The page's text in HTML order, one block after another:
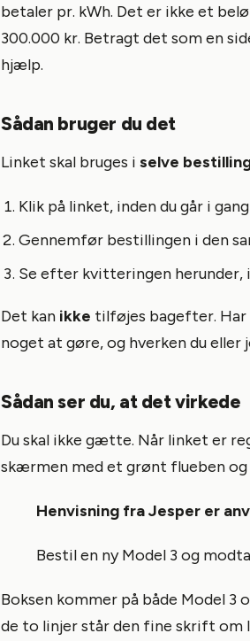
betaler pr. kWh. Det er ikke et
300.000 kr. Betragt det som en
hjælp.
Sådan bruger du det
Linket skal bruges i selve
Klik på linket, inden du går i
Gennemfør bestillingen i den
Se efter kvitteringen herunder,
Det kan ikke tilføjes bagefter. Har
noget at gøre, og hverken du eller
Sådan ser du, at det virkede
Du skal ikke gætte. Når linket er
skærmen med et grønt flueben
Henvisning fra Jesper er
Bestil en ny Model 3 og
Boksen kommer på både Model 3
de to linjer står den fine skrift om